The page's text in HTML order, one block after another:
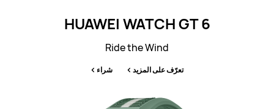
HUAWEI WATCH GT 6
Ride the Wind
تعرّف على المزيد شراء